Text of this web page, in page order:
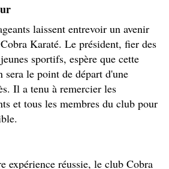
laissent entrevoir un avenir
Karaté. Le président, fier des
sportifs, espère que cette
le point de départ d'une
Il a tenu à remercier les
et tous les membres du club pour
expérience réussie, le club Cobra